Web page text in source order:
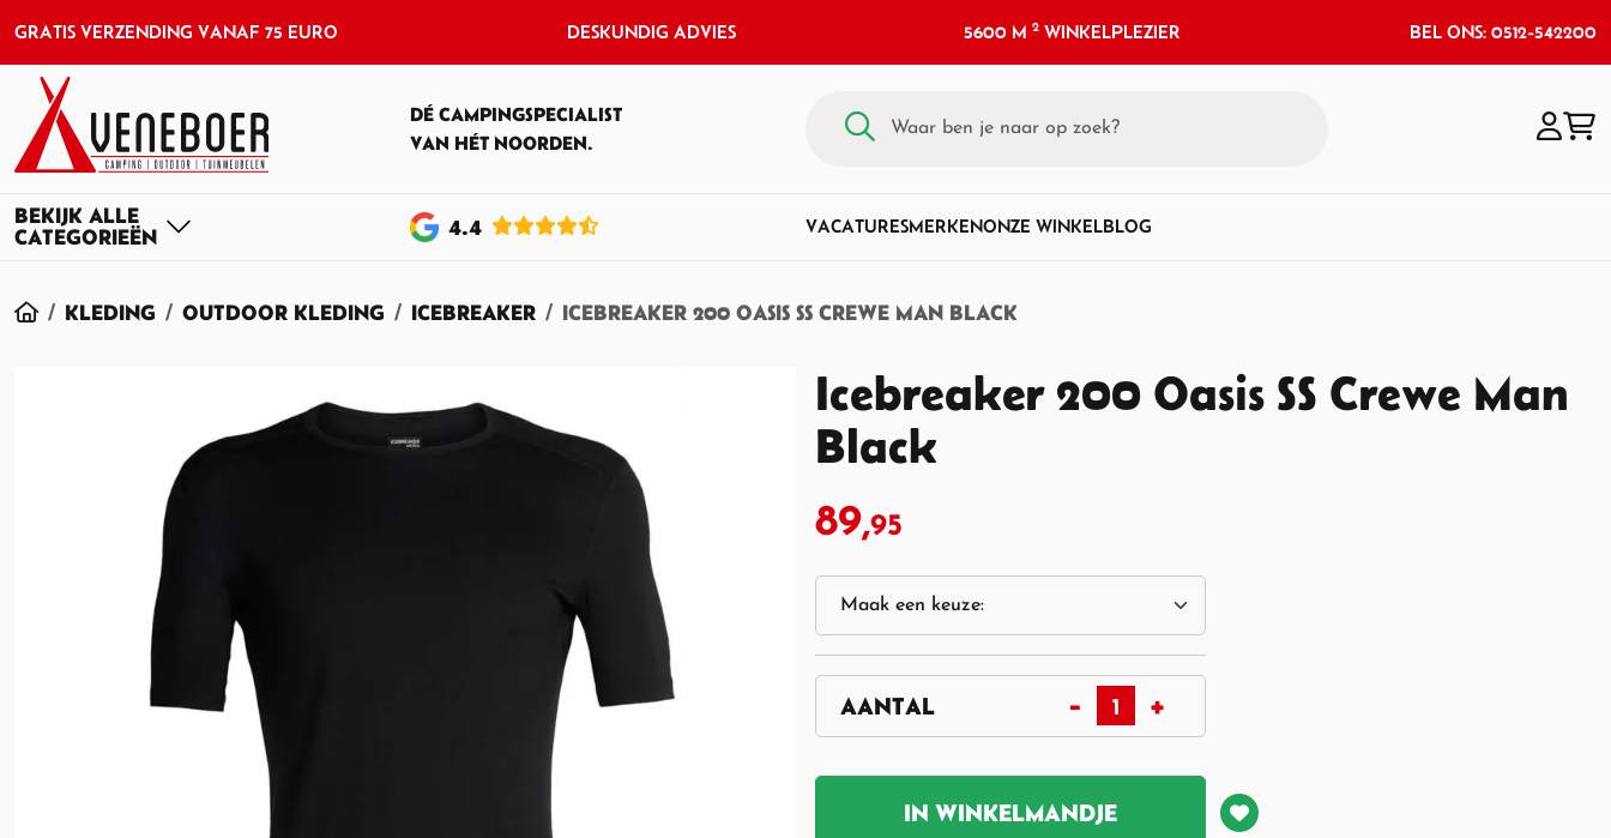
GRATIS VERZENDING VANAF 75 EURO DESKUNDIG ADVIES 5600 M2 WINKELPLEZIER BEL ONS: 0512-542200
DÉ CAMPINGSPECIALIST
VAN HÉT NOORDEN.
4.4 VACATURESMERKENONZE WINKELBLOG
HOMEKLEDING OUTDOOR KLEDING ICEBREAKER ICEBREAKER 200 OASIS SS CREWE MAN BLACK
Icebreaker 200 Oasis SS Crewe Man
Black
89,95
IN WINKELMANDJE